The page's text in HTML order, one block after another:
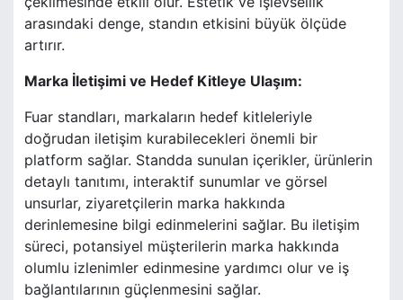
arasındaki denge, standın etkisini büyük ölçüde
artırır.
Marka İletişimi ve Hedef Kitleye Ulaşım:
Fuar standları, markaların hedef kitleleriyle
doğrudan iletişim kurabilecekleri önemli bir
platform sağlar. Standda sunulan içerikler, ürünlerin
detaylı tanıtımı, interaktif sunumlar ve görsel
unsurlar, ziyaretçilerin marka hakkında
derinlemesine bilgi edinmelerini sağlar. Bu iletişim
süreci, potansiyel müşterilerin marka hakkında
olumlu izlenimler edinmesine yardımcı olur ve iş
bağlantılarının güçlenmesini sağlar.